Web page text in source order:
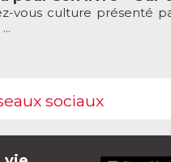
vous culture présenté
sociaux